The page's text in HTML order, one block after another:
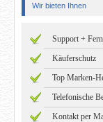
Wir bieten Ihnen
Support +
Käuferschutz
Top Marken-
Telefonische
Kontakt per